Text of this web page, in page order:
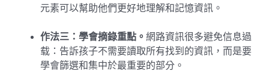
元素可以幫助他們更好地理解和記憶資訊。
作法三：學會摘錄重點。 網路資訊很多避免信息過
载：告訴孩子不需要讀取所有找到的資訊，而是要
學會篩選和集中於最重要的部分。